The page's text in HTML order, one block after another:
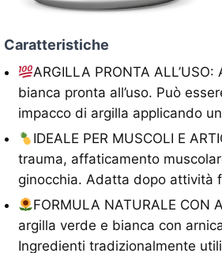
Caratteristiche
ARGILLA PRONTA
bianca pronta all’uso. Può
impacco di argilla applicando
IDEALE PER MUSCOLI E
trauma, affaticamento
ginocchia. Adatta dopo attività
FORMULA NATURALE CON
argilla verde e bianca con
Ingredienti tradizionalmente